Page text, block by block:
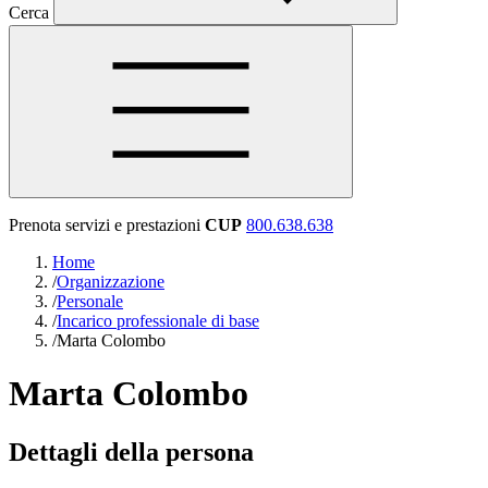
Cerca
Prenota servizi e prestazioni CUP 800.638.638
Home
/Organizzazione
/Personale
/Incarico professionale di base
/Marta Colombo
Marta Colombo
Dettagli della persona